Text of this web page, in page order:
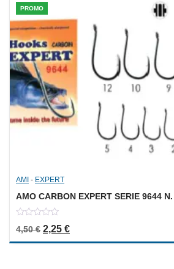
PROMO
AMI - EXPERT
AMO CARBON EXPERT SERIE 9644
out
4,50€ Il prezzo originale era: 4,50 €.
2,25 €Il prezzo attuale è: 2,25